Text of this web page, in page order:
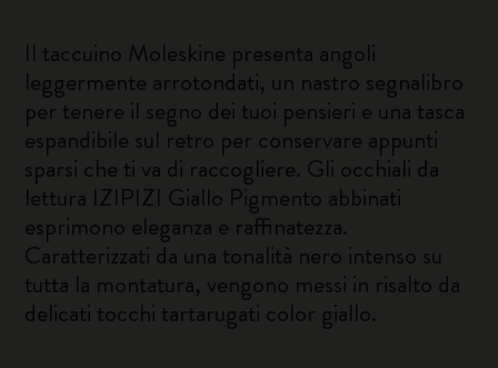
Il taccuino Moleskine presenta angoli
leggermente arrotondati, un nastro segnalibro
per tenere il segno dei tuoi pensieri e una tasca
espandibile sul retro per conservare appunti
sparsi che ti va di raccogliere. Gli occhiali da
lettura IZIPIZI Giallo Pigmento abbinati
esprimono eleganza e raffinatezza.
Caratterizzati da una tonalità nero intenso su
tutta la montatura, vengono messi in risalto da
delicati tocchi tartarugati color giallo.